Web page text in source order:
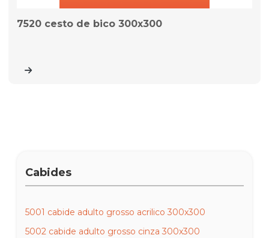
7520 cesto de bico 300x300
Cabides
5001 cabide adulto grosso acrilico 300x300
5002 cabide adulto grosso cinza 300x300